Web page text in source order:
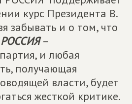
курс Президента В.
забывать и о том, что
–
и любая
получающая
власти, будет
жесткой критике.